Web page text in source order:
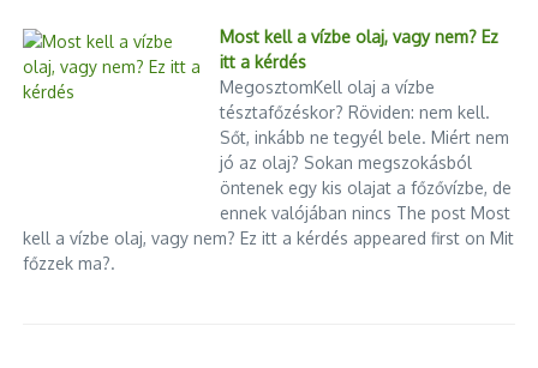
Most kell a vízbe olaj, vagy nem? Ez
itt a kérdés
MegosztomKell olaj a vízbe
tésztafőzéskor? Röviden: nem kell.
Sőt, inkább ne tegyél bele. Miért nem
jó az olaj? Sokan megszokásból
öntenek egy kis olajat a főzővízbe, de
ennek valójában nincs The post Most
kell a vízbe olaj, vagy nem? Ez itt a kérdés appeared first on Mit
főzzek ma?.